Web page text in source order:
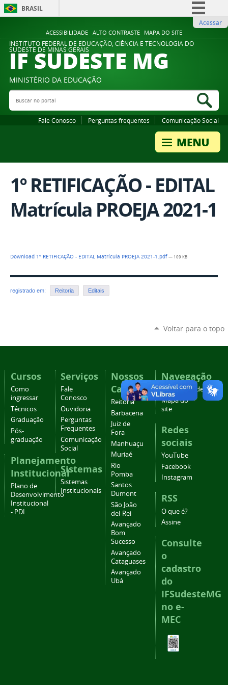
ACESSIBILIDADE ALTO CONTRASTE MAPA DO SITE
BRASIL
Comunica BR
Participe
Legislação
Acessar
INSTITUTO FEDERAL DE EDUCAÇÃO, CIÊNCIA E TECNOLOGIA DO
SUDESTE DE MINAS GERAIS
IF SUDESTE MG
MINISTÉRIO DA EDUCAÇÃO
Buscar no portal
Fale Conosco Perguntas frequentes Comunicação Social
1º RETIFICAÇÃO - EDITAL
Matrícula PROEJA 2021-1
Download 1º RETIFICAÇÃO - EDITAL Matrícula PROEJA 2021-1.pdf— 109 KB
registrado em: Reitoria Editais
Voltar para o topo
Cursos
Como
ingressar
Técnicos
Graduação
Pós-
graduação
Planejamento
Institucional
Plano de
Desenvolvimento
Institucional
- PDI
Serviços
Fale
Conosco
Ouvidoria
Perguntas
Frequentes
Comunicação
Social
Sistemas
Sistemas
Institucionais
Nossos
Campi
Reitoria
Barbacena
Juiz de
Fora
Manhuaçu
Muriaé
Rio
Pomba
Santos
Dumont
São João
del-Rei
Avançado
Bom
Sucesso
Avançado
Cataguases
Avançado
Ubá
Navegação
Acessibilidade
Mapa do
site
Redes
sociais
YouTube
Facebook
Instagram
RSS
O que é?
Assine
Consulte
o
cadastro
do
IFSudesteMG
no e-
MEC